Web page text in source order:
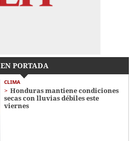
EN PORTADA
CLIMA
Honduras mantiene condiciones
secas con lluvias débiles este
viernes